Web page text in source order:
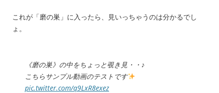
これが「磨の巣」に入ったら、見いっちゃうのは分かるでし
ょ。
《磨の巣》の中をちょっと覗き見・・♪
こちらサンプル動画のテストです
pic.twitter.com/q9LxR8exez